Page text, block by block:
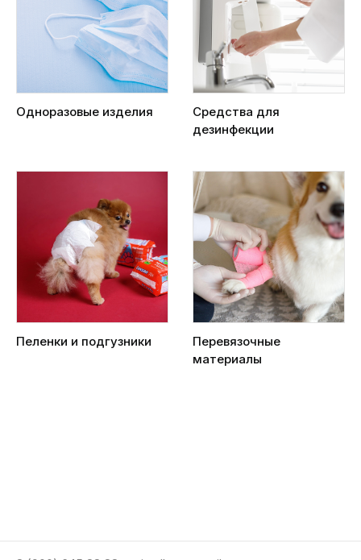
Одноразовые изделия
Средства для
дезинфекции
Пеленки и подгузники
Перевязочные
материалы